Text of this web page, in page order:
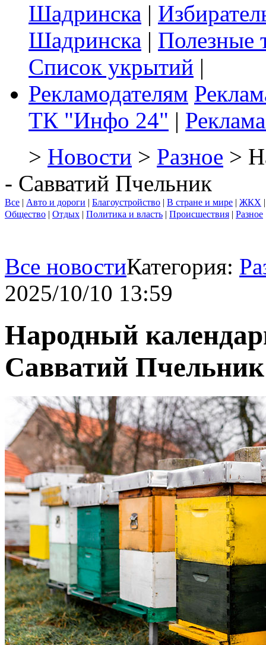
Шадринска |
Шадринска | Полезные
Список укрытий |
Рекламодателям
ТК "Инфо 24" |
> Новости > Разное >
- Савватий Пчельник
Все | Авто и дороги | Благоустройство | В стране и мире | ЖКХ
Общество | Отдых | Политика и власть | Происшествия | Разное
Все новостиКатегория:
2025/10/10 13:59
Народный
Савватий Пчельник